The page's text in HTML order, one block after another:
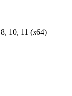
10, 11 (x64)